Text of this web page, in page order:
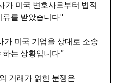
가 미국 변호사로부터 법적
류를 받았습니다."
가 미국 기업을 상대로 소송
하는 상황입니다.”
거래가 얽힌 분쟁은